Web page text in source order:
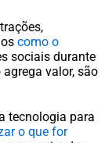
como o
sociais durante
agrega valor, são
tecnologia para
o que for